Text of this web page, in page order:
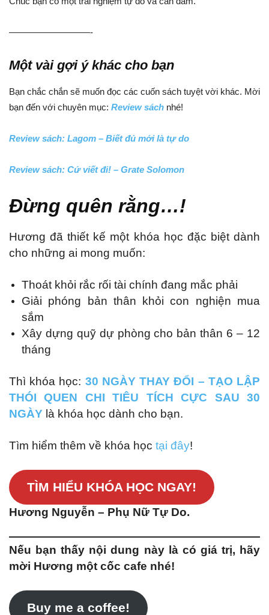
—————————-
Một vài gợi ý khác cho bạn
Bạn chắc chắn sẽ muốn đọc các cuốn sách tuyệt vời khác. Mời
bạn đến với chuyên mục: Review sách nhé!
Review sách: Lagom – Biết đủ mới là tự do
Review sách: Cứ viết đi! – Grate Solomon
Đừng quên rằng…!
Hương đã thiết kế một khóa học đặc biệt dành
cho những ai mong muốn:
Thoát khỏi rắc rối tài chính đang mắc phải
Giải phóng bản thân khỏi con nghiện mua
sắm
Xây dựng quỹ dự phòng cho bản thân 6 – 12
tháng
Thì khóa học: 30 NGÀY THAY ĐỔI – TẠO LẬP
THÓI QUEN CHI TIÊU TÍCH CỰC SAU 30
NGÀY là khóa học dành cho bạn.
Tìm hiểm thêm về khóa học tại đây!
TÌM HIỂU KHÓA HỌC NGAY!
Hương Nguyễn – Phụ Nữ Tự Do.
Nếu bạn thấy nội dung này là có giá trị, hãy
mời Hương một cốc cafe nhé!
Buy me a coffee!